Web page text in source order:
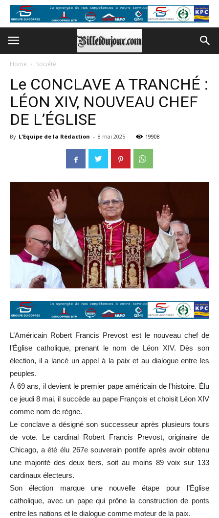
Home Société
Le CONCLAVE A TRANCHÉ :
LÉON XIV, NOUVEAU CHEF
DE L’ÉGLISE
By L'Equipe de la Rédaction - 8 mai 2025 19908
L’Américain Robert Francis Prevost est le nouveau chef de
l’Église catholique, prenant le nom de Léon XIV. Dès son
élection, il a lancé un appel à la paix et au dialogue entre les
peuples.
À 69 ans, il devient le premier pape américain de l’histoire. Élu
ce jeudi 8 mai, il succède au pape François et choisit Léon XIV
comme nom de règne.
Le conclave a désigné son successeur après plusieurs tours
de vote. Le cardinal Robert Francis Prevost, originaire de
Chicago, a été élu 267e souverain pontife après avoir obtenu
une majorité des deux tiers, soit au moins 89 voix sur 133
cardinaux électeurs.
Son élection marque une nouvelle étape pour l’Église
catholique, avec un pape qui prône la construction de ponts
entre les nations et le dialogue comme moteur de la paix.